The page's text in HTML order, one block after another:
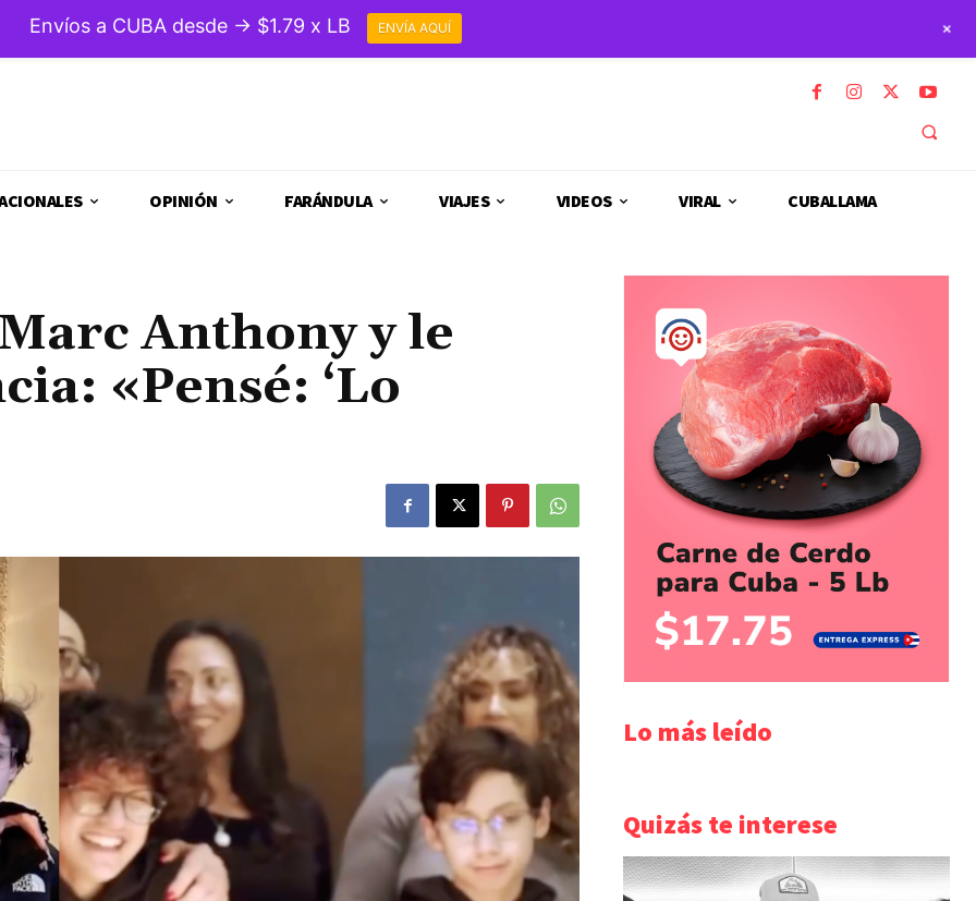
OPINIÓN FARÁNDULA VIAJES VIDEOS VIRAL CUBALLAMA
Anthony y le
«Pensé: ‘Lo
Lo más leído
Quizás te interese
Envíos a CUBA desde → $1.79 x LB ENVÍA AQUÍ +